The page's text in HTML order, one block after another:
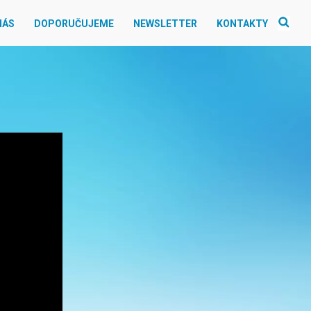
DOPORUČUJEME NEWSLETTER KONTAKTY